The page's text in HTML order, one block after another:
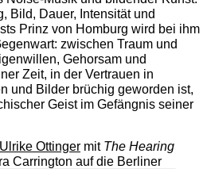
Bild, Dauer, Intensität und
Prinz von Homburg wird bei ihm
zwischen Traum und
Gehorsam und
Zeit, in der Vertrauen in
und Bilder brüchig geworden ist,
Geist im Gefängnis seiner
Ulrike Ottingermit The ­Hearing
Carrington auf die Berliner